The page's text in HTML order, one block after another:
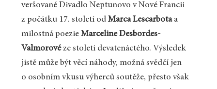
veršované Divadlo Neptunovo v Nové Francii
z počátku 17. století od Marca Lescarbotaa
milostná poezie Marceline Desbordes-
Valmorovéze století devatenáctého. Výsledek
jistě může být věcí náhody, možná svědčí jen
o osobním vkusu výherců soutěže, přesto však